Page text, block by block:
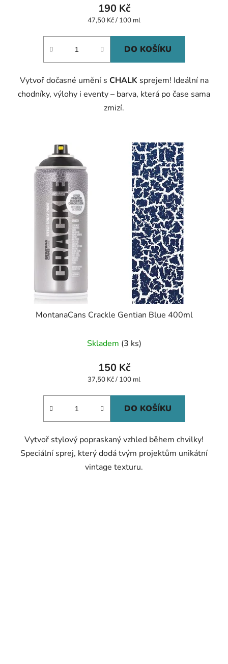
190 Kč
Měrná
47,50 Kč / 100 ml
DO KOŠÍKU
Vytvoř dočasné umění s CHALK sprejem! Ideální na
chodníky, výlohy i eventy – barva, která po čase sama
zmizí.
MontanaCans Crackle Gentian Blue 400ml
Skladem (3 ks)
150 Kč
Měrná
37,50 Kč / 100 ml
DO KOŠÍKU
Vytvoř stylový popraskaný vzhled během chvilky!
Speciální sprej, který dodá tvým projektům unikátní
vintage texturu.